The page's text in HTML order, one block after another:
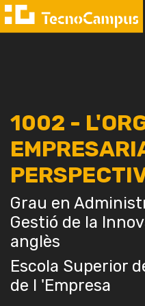
1002 -
Grau en
Gestió de la
anglès
Escola Superior
de l 'Empresa